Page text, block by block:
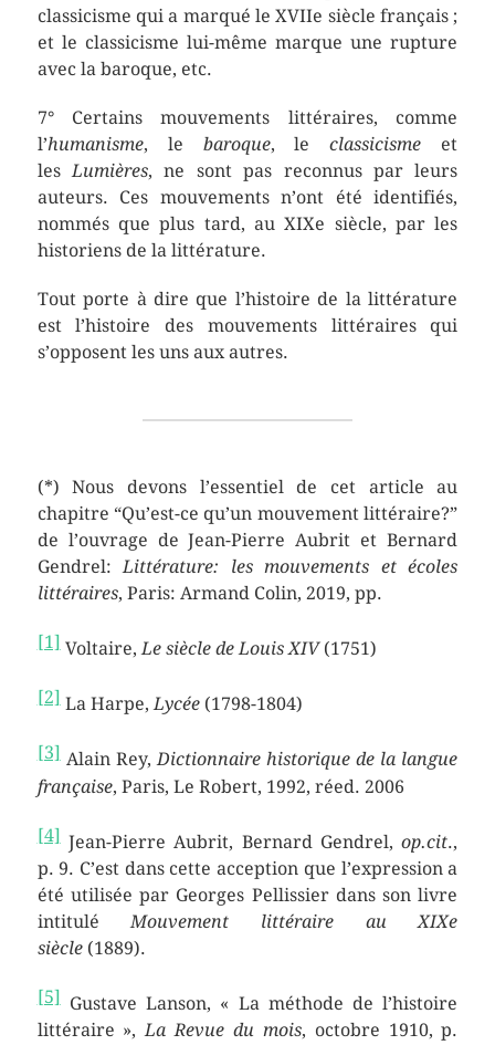
classicisme qui a marqué le XVIIe siècle français ;
et le classicisme lui-même marque une rupture
avec la baroque, etc.
7° Certains mouvements littéraires, comme
l’humanisme, le baroque, leclassicisme et
lesLumières, ne sont pas reconnus par leurs
auteurs. Ces mouvements n’ont été identifiés,
nommés que plus tard, au XIXe siècle, par les
historiens de la littérature.
Tout porte à dire que l’histoire de la littérature
est l’histoire des mouvements littéraires qui
s’opposent les uns aux autres.
(*) Nous devons l’essentiel de cet article au
chapitre “Qu’est-ce qu’un mouvement littéraire?”
de l’ouvrage de Jean-Pierre Aubrit et Bernard
Gendrel:Littérature: les mouvements et écoles
littéraires, Paris: Armand Colin, 2019, pp.
[1]Voltaire,Le siècle de Louis XIV(1751)
[2]La Harpe,Lycée(1798-1804)
[3]Alain Rey,Dictionnaire historique de la langue
française, Paris, Le Robert, 1992, réed. 2006
[4]Jean-Pierre Aubrit, Bernard Gendrel,op.cit.,
p. 9. C’est dans cette acception que l’expression a
été utilisée par Georges Pellissier dans son livre
intituléMouvement littéraire au XIXe
siècle(1889).
[5]Gustave Lanson, « La méthode de l’histoire
littéraire »,La Revue du mois, octobre 1910, p.